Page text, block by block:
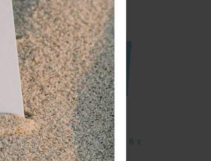
Salvequick navulling
detecteerbare pleisters / 6 x
35 st.